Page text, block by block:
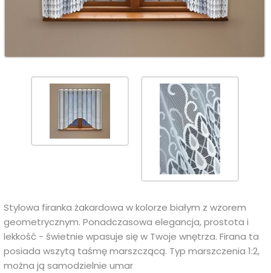
Stylowa firanka żakardowa w kolorze białym z wzorem
geometrycznym. Ponadczasowa elegancja, prostota i
lekkość - świetnie wpasuje się w Twoje wnętrza. Firana ta
posiada wszytą taśmę marszczącą. Typ marszczenia 1:2,
można ją samodzielnie umar